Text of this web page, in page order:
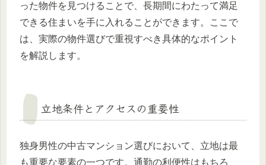
った物件を見つけることで、長期間にわたって満足
できる住まいを手に入れることができます。ここで
は、実際の物件選びで重視すべき具体的なポイント
を解説します。
立地条件とアクセスの重要性
独身男性の中古マンション選びにおいて、立地は最
も重要な要素の一つです。通勤の利便性はもちろ